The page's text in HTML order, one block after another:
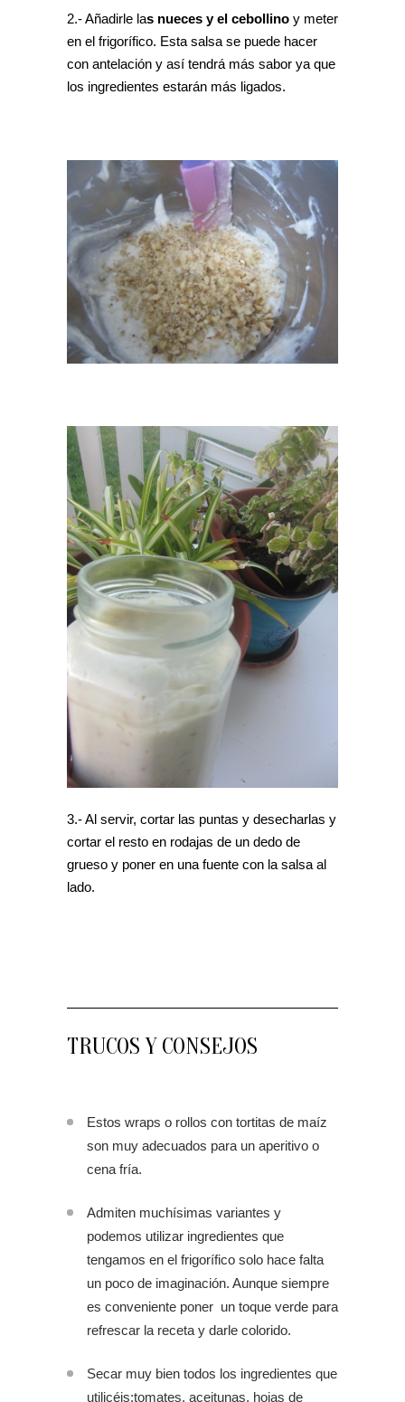
2.- Añadirle las nueces y el cebollino y meter
en el frigorífico. Esta salsa se puede hacer
con antelación y así tendrá más sabor ya que
los ingredientes estarán más ligados.
3.- Al servir, cortar las puntas y desecharlas y
cortar el resto en rodajas de un dedo de
grueso y poner en una fuente con la salsa al
lado.
TRUCOS Y CONSEJOS
Estos wraps o rollos con tortitas de maíz
son muy adecuados para un aperitivo o
cena fría.
Admiten muchísimas variantes y
podemos utilizar ingredientes que
tengamos en el frigorífico solo hace falta
un poco de imaginación. Aunque siempre
es conveniente poner un toque verde para
refrescar la receta y darle colorido.
Secar muy bien todos los ingredientes que
utilicéis:tomates, aceitunas, hojas de